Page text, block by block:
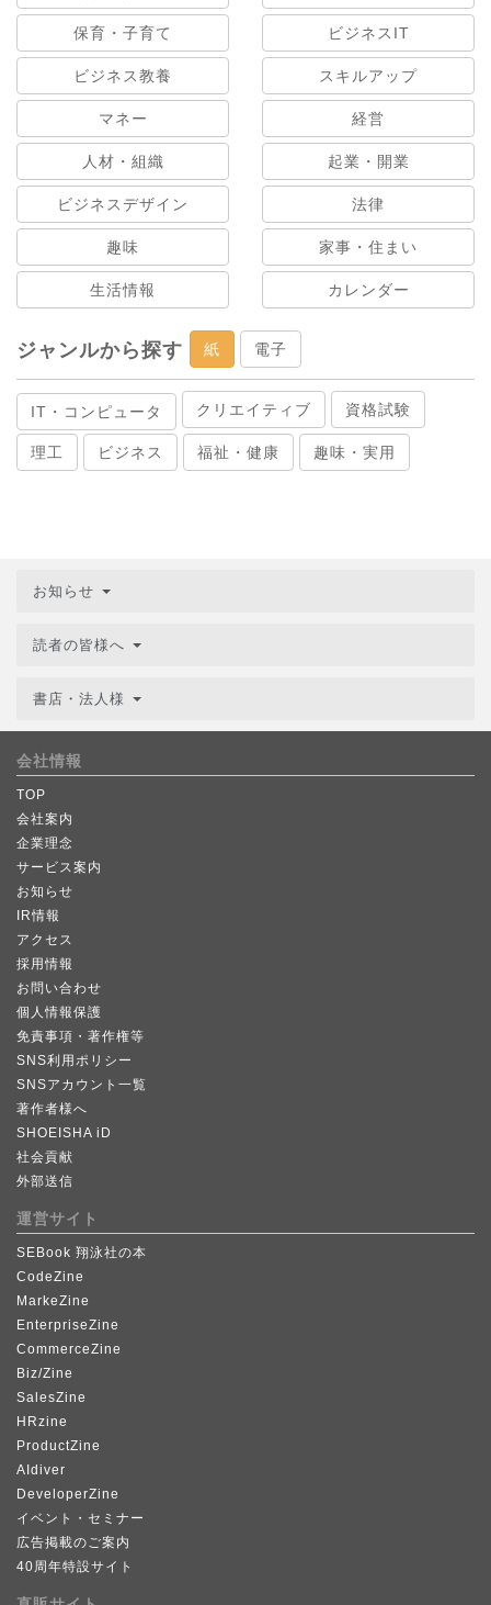
保育・子育て ビジネスIT
ビジネス教養 スキルアップ
マネー 経営
人材・組織 起業・開業
ビジネスデザイン 法律
趣味 家事・住まい
生活情報 カレンダー
ジャンルから探す 紙 電子
IT・コンピュータ クリエイティブ 資格試験
理工 ビジネス 福祉・健康 趣味・実用
お知らせ
読者の皆様へ
書店・法人様
会社情報
TOP
会社案内
企業理念
サービス案内
お知らせ
IR情報
アクセス
採用情報
お問い合わせ
個人情報保護
免責事項・著作権等
SNS利用ポリシー
SNSアカウント一覧
著作者様へ
SHOEISHA iD
社会貢献
外部送信
運営サイト
SEBook 翔泳社の本
CodeZine
MarkeZine
EnterpriseZine
CommerceZine
Biz/Zine
SalesZine
HRzine
ProductZine
AIdiver
DeveloperZine
イベント・セミナー
広告掲載のご案内
40周年特設サイト